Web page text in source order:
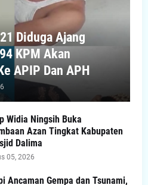
Diduga Ajang
KPM Akan
APIP Dan APH
Widia Ningsih Buka
Azan Tingkat Kabupaten
Dalima
05, 2026
Ancaman Gempa dan Tsunami,